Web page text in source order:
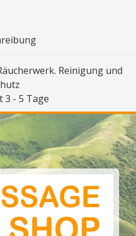
Reinigung und
3 ​​- 5 Tage